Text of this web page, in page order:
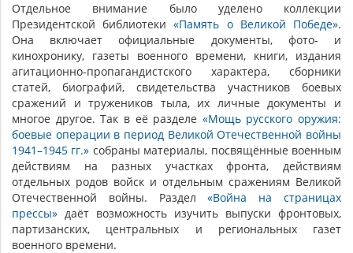
Отдельное внимание было уделено коллекции
Президентской библиотеки«Память о Великой Победе».
Она включает официальные документы, фото- и
кинохронику, газеты военного времени, книги, издания
агитационно-пропагандистского характера, сборники
статей, биографий, свидетельства участников боевых
сражений и тружеников тыла, их личные документы и
многое другое. Так в её разделе «Мощь русского оружия:
боевые операции в период Великой Отечественной войны
1941–1945 гг.» собраны материалы, посвящённые военным
действиям на разных участках фронта, действиям
отдельных родов войск и отдельным сражениям Великой
Отечественной войны. Раздел«Война на страницах
прессы» даёт возможность изучить выпуски фронтовых,
партизанских, центральных и региональных газет
военного времени.